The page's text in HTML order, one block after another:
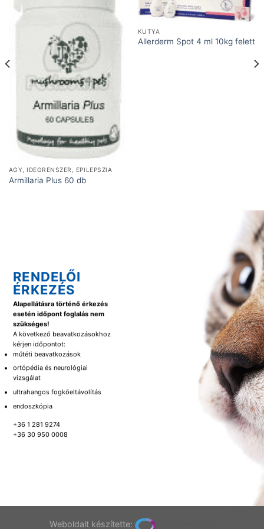
AGY, IDEGRENSZER, EPILEPSZIA
Armillaria Plus 60 db
KUTYA
Allerderm Spot 4 ml 10kg felett
RENDELŐI
ÉRKEZÉS
Alapellátásra történő érkezés
esetén időpont foglalás nem
szükséges!
A következő beavatkozásokhoz
kérjen időpontot:
műtéti beavatkozások
ortópédia és neurológiai
vizsgálat
ultrahangos fogkőeltávolítás
endoszkópia
+36 1 281 9274
+36 30 950 0008
Weboldalt készítette: